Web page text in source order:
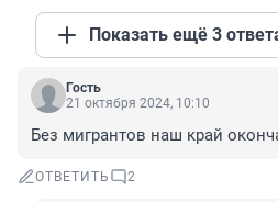
Показать ещё 3
Гость
21 октября 2024, 10:10
Без мигрантов наш край
ОТВЕТИТЬ 2